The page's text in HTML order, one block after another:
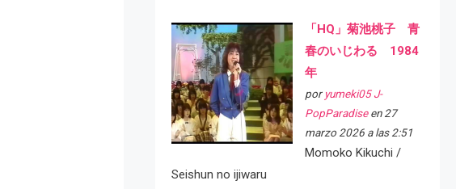
「HQ」菊池桃子 青
春のいじわる 1984
年
por yumeki05 J-
PopParadiseen 27
marzo 2026 a las 2:51
Momoko Kikuchi /
Seishun no ijiwaru